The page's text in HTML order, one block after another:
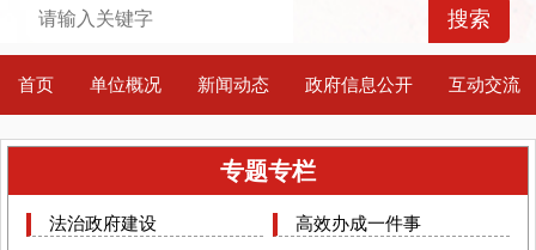
首页 单位概况 新闻动态 政府信息公开 互动交流
专题专栏
法治政府建设 高效办成一件事